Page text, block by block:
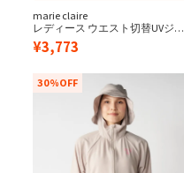
marie claire
レディース ウエスト切替UVジャ
ケット
¥3,773
30%OFF